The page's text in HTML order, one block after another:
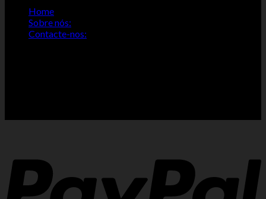
Home
Sobre nós:
Contacte-nos: